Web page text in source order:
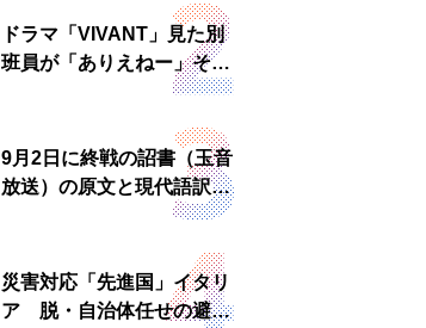
ドラマ「VIVANT」見た別
班員が「ありえねー」その
理由とは 非公然組織ゆえ
9月2日に終戦の詔書（玉音
放送）の原文と現代語訳を
読む もう一つの「終戦の
災害対応「先進国」イタリ
ア 脱・自治体任せの避難